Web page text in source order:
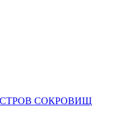
ОСТРОВ СОКРОВИЩ